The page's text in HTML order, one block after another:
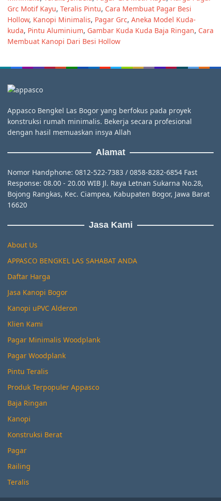
Grc Motif Kayu, Teralis Pintu, Cara Membuat Pagar Besi
Hollow, Kanopi Minimalis, Pagar Grc, Aneka Model Kuda-
kuda, Pintu Aluminium, Gambar Kuda Kuda Baja Ringan, Cara
Membuat Kanopi Dari Besi Hollow
Appasco Bengkel Las Bogor yang berfokus pada proyek
konstruksi rumah minimalis. Bekerja secara profesional
dengan hasil memuaskan insya Allah
Alamat
Nomor Handphone: 0812-522-7383 / 0858-8282-6854 Fast
Response: 08.00 - 20.00 WIB Jl. Raya Letnan Sukarna No.28,
Bojong Rangkas, Kec. Ciampea, Kabupaten Bogor, Jawa Barat
16620
Jasa Kami
About Us
APPASCO BENGKEL LAS SAHABAT ANDA
Daftar Harga
Jasa Kanopi Bogor
Kanopi uPVC Alderon
Klien Kami
Pagar Minimalis Woodplank
Pagar Woodplank
Pintu Teralis
Produk Terpopuler Appasco
Baja Ringan
Kanopi
Konstruksi Berat
Pagar
Railing
Teralis